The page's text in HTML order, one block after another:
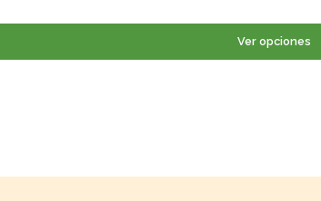
Ver opciones